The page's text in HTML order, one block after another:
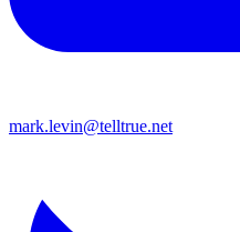
mark.levin@telltrue.net